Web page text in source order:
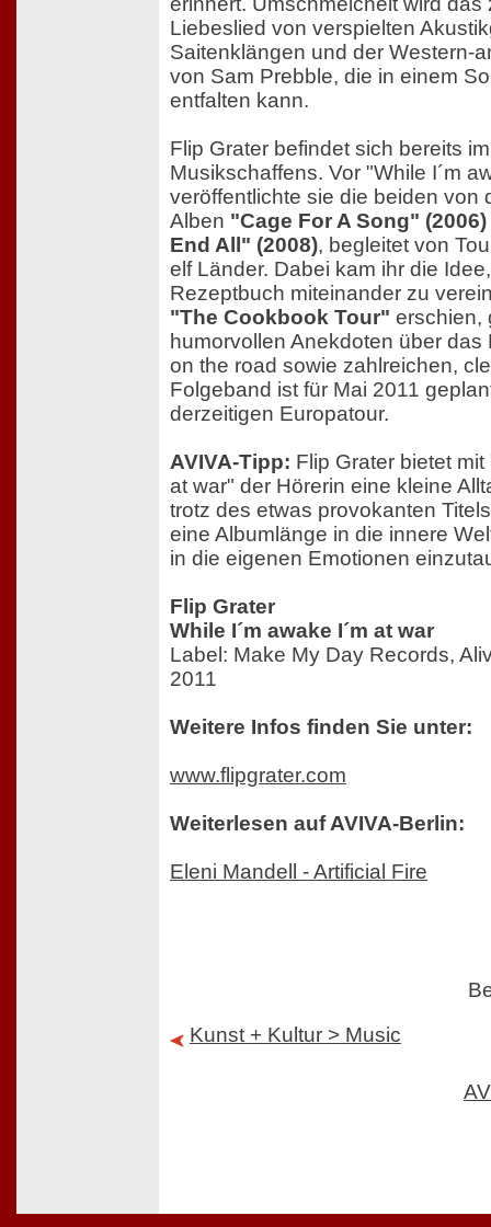
Liebeslied von verspielten
Saitenklängen und der Western-
von Sam Prebble, die in einem
entfalten kann.
Flip Grater befindet sich bereits
Musikschaffens. Vor "While I´m
veröffentlichte sie die beiden von
Alben "Cage For A Song"
End All" (2008), begleitet von
elf Länder. Dabei kam ihr die
Rezeptbuch miteinander zu
"The Cookbook Tour" erschien,
humorvollen Anekdoten über
on the road sowie zahlreichen,
Folgeband ist für Mai 2011
derzeitigen Europatour.
AVIVA-Tipp: Flip Grater bietet mit
at war" der Hörerin eine kleine
trotz des etwas provokanten
eine Albumlänge in die innere
in die eigenen Emotionen
Flip Grater
While I´m awake I´m at war
Label: Make My Day Records,
2011
Weitere Infos finden Sie unter:
www.flipgrater.com
Weiterlesen auf AVIVA-Berlin:
Eleni Mandell - Artificial Fire
Kunst + Kultur > Music